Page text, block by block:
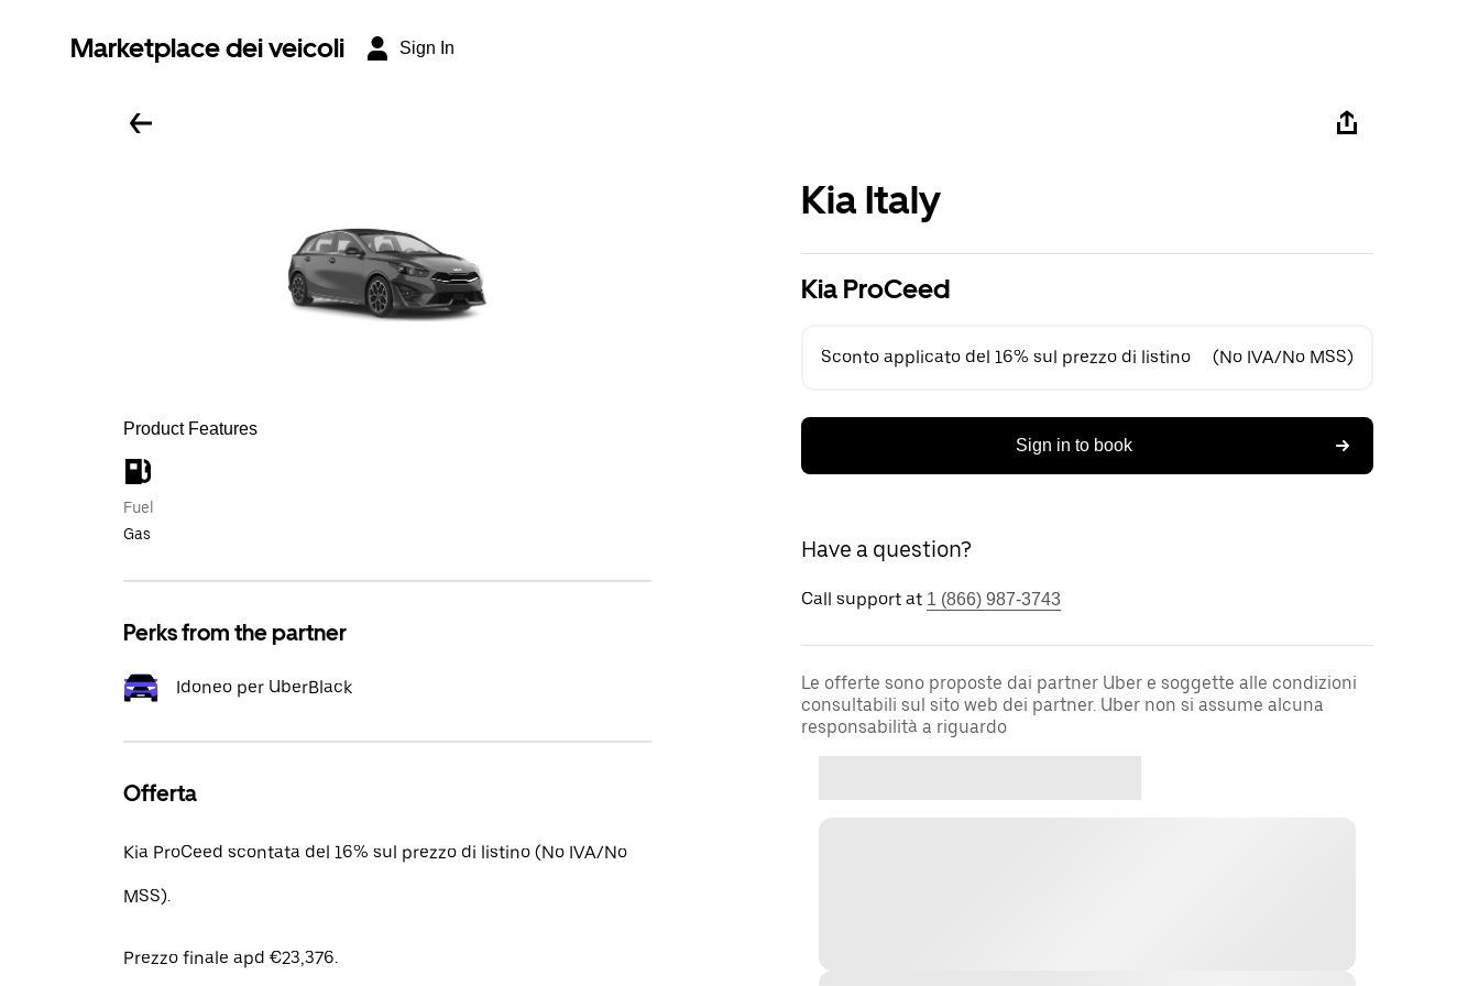
Marketplace dei veicoli Sign In
Product Features
Fuel
Gas
Perks from the partner
Idoneo per UberBlack
Offerta
Kia ProCeed scontata del 16% sul prezzo di listino (No IVA/No
MSS).
Prezzo finale apd €23,376.
Kia Italy
Kia ProCeed
Sconto applicato del 16% sul prezzo di listino (No IVA/No MSS)
Sign in to book
Have a question?
Call support at 1 (866) 987-3743
Le offerte sono proposte dai partner Uber e soggette alle condizioni
consultabili sul sito web dei partner. Uber non si assume alcuna
responsabilità a riguardo